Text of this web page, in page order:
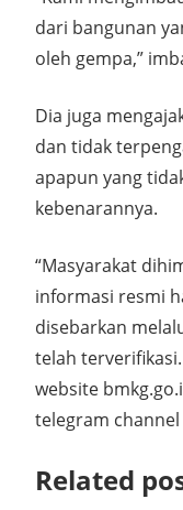
dari bangunan
oleh gempa,”
Dia juga
dan tidak
apapun yang
kebenarannya.
“Masyarakat
informasi resmi
disebarkan
telah
website
telegram channel
Related